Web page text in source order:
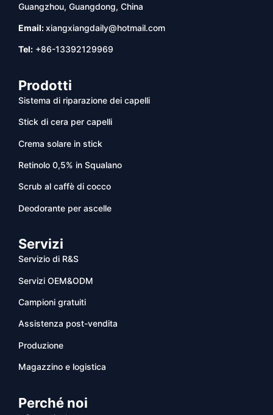
Guangzhou, Guangdong, China
Email:xiangxiangdaily@hotmail.com
Tel: +86-13392129969
Prodotti
Sistema di riparazione dei capelli
Stick di cera per capelli
Crema solare in stick
Retinolo 0,5% in Squalano
Scrub al caffè di cocco
Deodorante per ascelle
Servizi
Servizio di R&S
Servizi OEM&ODM
Campioni gratuiti
Assistenza post-vendita
Produzione
Magazzino e logistica
Perché noi